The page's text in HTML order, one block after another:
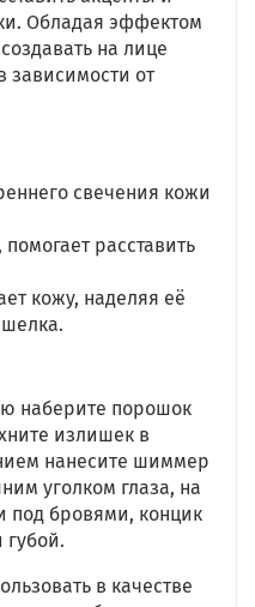
Обладая эффектом
на лице
зависимости от
свечения кожи
расставить
кожу, наделяя её
наберите порошок
излишек в
нанесите шиммер
уголком глаза, на
под бровями, концик
губой.
в качестве